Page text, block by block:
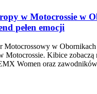
w Motocrossie w
pełen emocji
Motocrossowy w Obornikach
Motocrossie. Kibice zobaczą
Women oraz